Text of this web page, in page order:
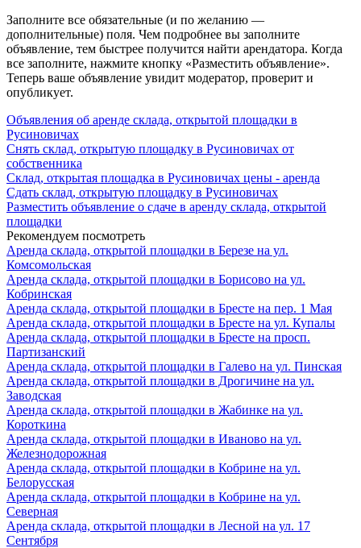
Заполните все обязательные (и по желанию —
дополнительные) поля. Чем подробнее вы заполните
объявление, тем быстрее получится найти арендатора. Когда
все заполните, нажмите кнопку «Разместить объявление».
Теперь ваше объявление увидит модератор, проверит и
опубликует.
Объявления об аренде склада, открытой площадки в
Русиновичах
Снять склад, открытую площадку в Русиновичах от
собственника
Склад, открытая площадка в Русиновичах цены - аренда
Сдать склад, открытую площадку в Русиновичах
Разместить объявление о сдаче в аренду склада, открытой
площадки
Рекомендуем посмотреть
Аренда склада, открытой площадки в Березе на ул.
Комсомольская
Аренда склада, открытой площадки в Борисово на ул.
Кобринская
Аренда склада, открытой площадки в Бресте на пер. 1 Мая
Аренда склада, открытой площадки в Бресте на ул. Купалы
Аренда склада, открытой площадки в Бресте на просп.
Партизанский
Аренда склада, открытой площадки в Галево на ул. Пинская
Аренда склада, открытой площадки в Дрогичине на ул.
Заводская
Аренда склада, открытой площадки в Жабинке на ул.
Короткина
Аренда склада, открытой площадки в Иваново на ул.
Железнодорожная
Аренда склада, открытой площадки в Кобрине на ул.
Белорусская
Аренда склада, открытой площадки в Кобрине на ул.
Северная
Аренда склада, открытой площадки в Лесной на ул. 17
Сентября